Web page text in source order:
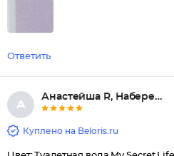
Ответить
А
Анастейша R, Набережные Челны
Куплено на Beloris.ru